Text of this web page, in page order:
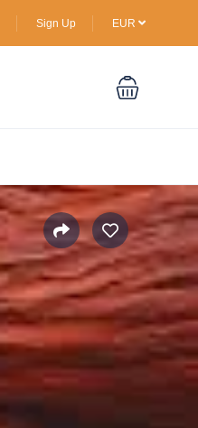
Sign Up EUR